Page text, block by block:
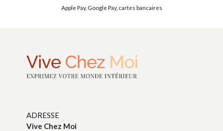
Apple Pay, Google Pay, cartes bancaires
ADRESSE
Vive Chez Moi